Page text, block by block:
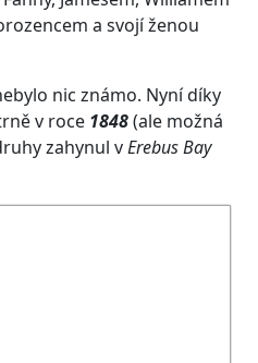
a svojí ženou
nic známo. Nyní díky
v roce 1848(ale možná
zahynul vErebus Bay